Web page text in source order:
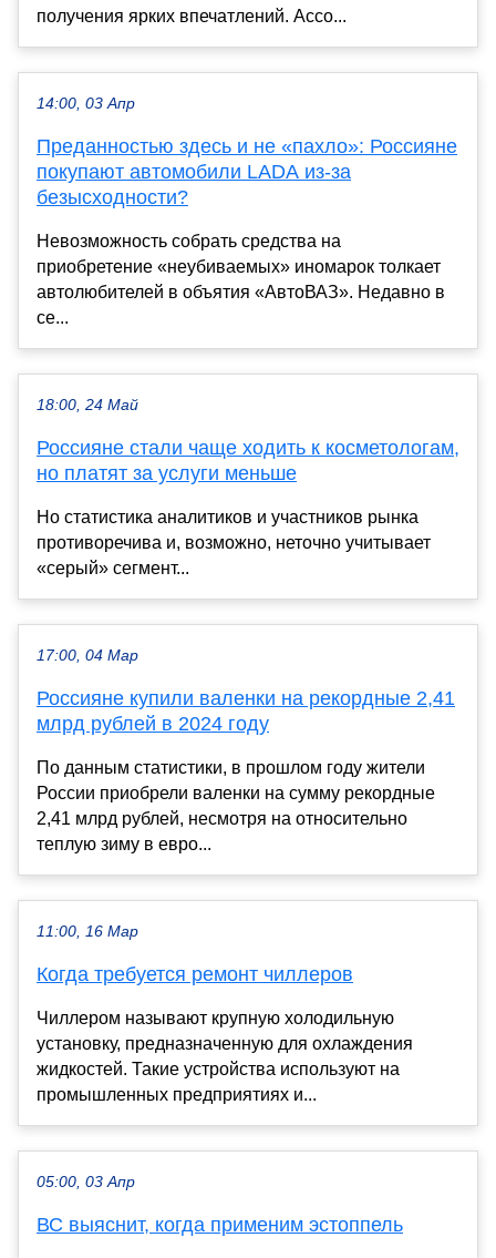
получения ярких впечатлений. Ассо...
14:00, 03 Апр
Преданностью здесь и не «пахло»: Россияне
покупают автомобили LADA из-за
безысходности?
Невозможность собрать средства на
приобретение «неубиваемых» иномарок толкает
автолюбителей в объятия «АвтоВАЗ». Недавно в
се...
18:00, 24 Май
Россияне стали чаще ходить к косметологам,
но платят за услуги меньше
Но статистика аналитиков и участников рынка
противоречива и, возможно, неточно учитывает
«серый» сегмент...
17:00, 04 Мар
Россияне купили валенки на рекордные 2,41
млрд рублей в 2024 году
По данным статистики, в прошлом году жители
России приобрели валенки на сумму рекордные
2,41 млрд рублей, несмотря на относительно
теплую зиму в евро...
11:00, 16 Мар
Когда требуется ремонт чиллеров
Чиллером называют крупную холодильную
установку, предназначенную для охлаждения
жидкостей. Такие устройства используют на
промышленных предприятиях и...
05:00, 03 Апр
ВС выяснит, когда применим эстоппель